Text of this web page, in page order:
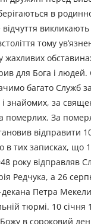
в
викликають
тому
жахливих
для Бога і
багато Служб
і знайомих, за
померлих. За
відправити
в тих записках, що
року відправляв
Редчука, а 26
декана Петра
тюрмі. 10
в сороковий